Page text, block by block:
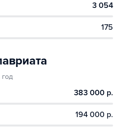
3 054
175
год
383 000 р.
194 000 р.